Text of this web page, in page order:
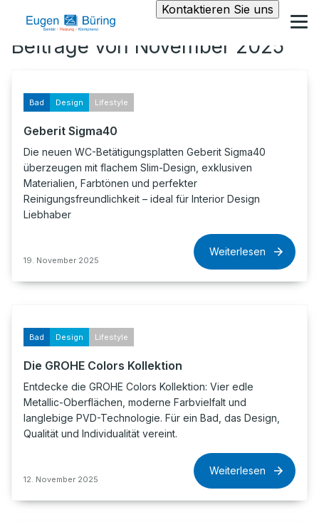
Kontaktieren Sie uns
Beiträge von November 2025
Bad Design Lifestyle
Geberit Sigma40
Die neuen WC-Betätigungsplatten Geberit Sigma40
überzeugen mit flachem Slim-Design, exklusiven
Materialien, Farbtönen und perfekter
Reinigungsfreundlichkeit – ideal für Interior Design
Liebhaber
19. November 2025
Weiterlesen
Bad Design Lifestyle
Die GROHE Colors Kollektion
Entdecke die GROHE Colors Kollektion: Vier edle
Metallic-Oberflächen, moderne Farbvielfalt und
langlebige PVD-Technologie. Für ein Bad, das Design,
Qualität und Individualität vereint.
12. November 2025
Weiterlesen